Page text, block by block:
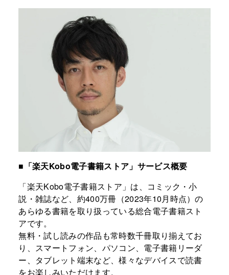
■「楽天Kobo電子書籍ストア」サービス概要
「楽天Kobo電子書籍ストア」は、コミック・小
説・雑誌など、約400万冊（2023年10月時点）の
あらゆる書籍を取り扱っている総合電子書籍スト
アです。
無料・試し読みの作品も常時数千冊取り揃えてお
り、スマートフォン、パソコン、電子書籍リーダ
ー、タブレット端末など、様々なデバイスで読書
をお楽しみいただけます。